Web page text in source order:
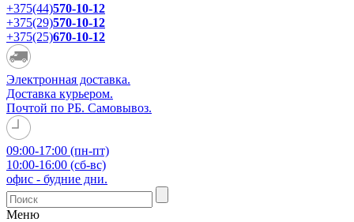
+375(44)570-10-12
+375(29)570-10-12
+375(25)670-10-12
Электронная доставка.
Доставка курьером.
Почтой по РБ. Самовывоз.
09:00-17:00 (пн-пт)
10:00-16:00 (сб-вс)
офис - будние дни.
Меню